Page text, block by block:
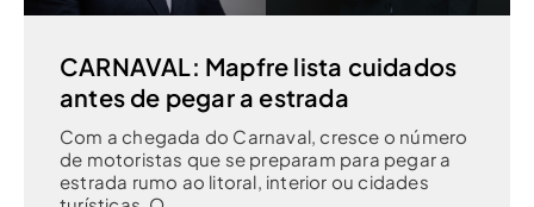
CARNAVAL: Mapfre lista cuidados
antes de pegar a estrada
Com a chegada do Carnaval, cresce o número
de motoristas que se preparam para pegar a
estrada rumo ao litoral, interior ou cidades